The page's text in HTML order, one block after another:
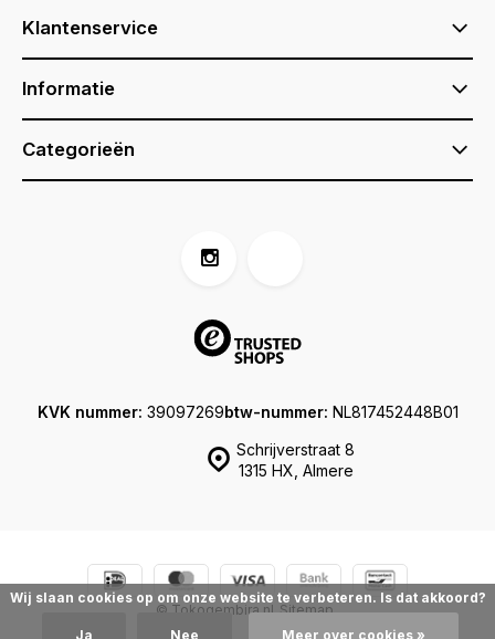
Klantenservice
Informatie
Categorieën
Schrijverstraat 8
1315 HX, Almere
KVK nummer: 39097269btw-nummer: NL817452448B01
© Tokogembira.nl Sitemap
Wij slaan cookies op om onze website te verbeteren. Is dat akkoord?
Ja Nee Meer over cookies »